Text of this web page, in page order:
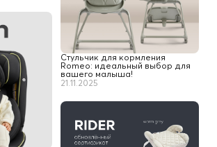
Стульчик для кормления
Romeo: идеальный выбор для
вашего малыша!
21.11.2025